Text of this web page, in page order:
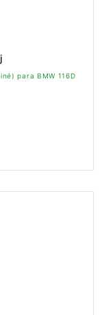
para BMW 116D